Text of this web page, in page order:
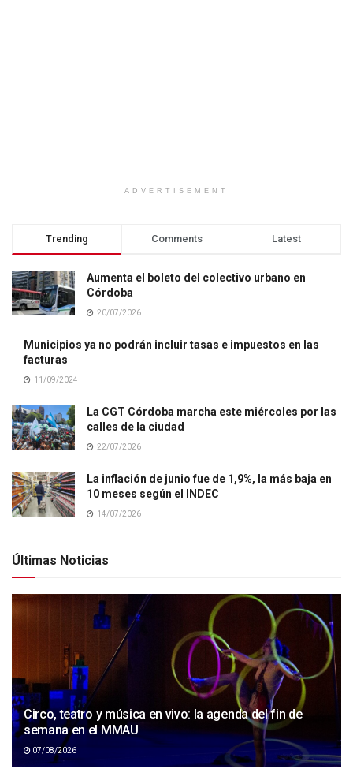
ADVERTISEMENT
Trending Comments Latest
Aumenta el boleto del colectivo urbano en
Córdoba
20/07/2026
Municipios ya no podrán incluir tasas e impuestos en las
facturas
11/09/2024
La CGT Córdoba marcha este miércoles por las
calles de la ciudad
22/07/2026
La inflación de junio fue de 1,9%, la más baja en
10 meses según el INDEC
14/07/2026
Últimas Noticias
Circo, teatro y música en vivo: la agenda del fin de
semana en el MMAU
07/08/2026